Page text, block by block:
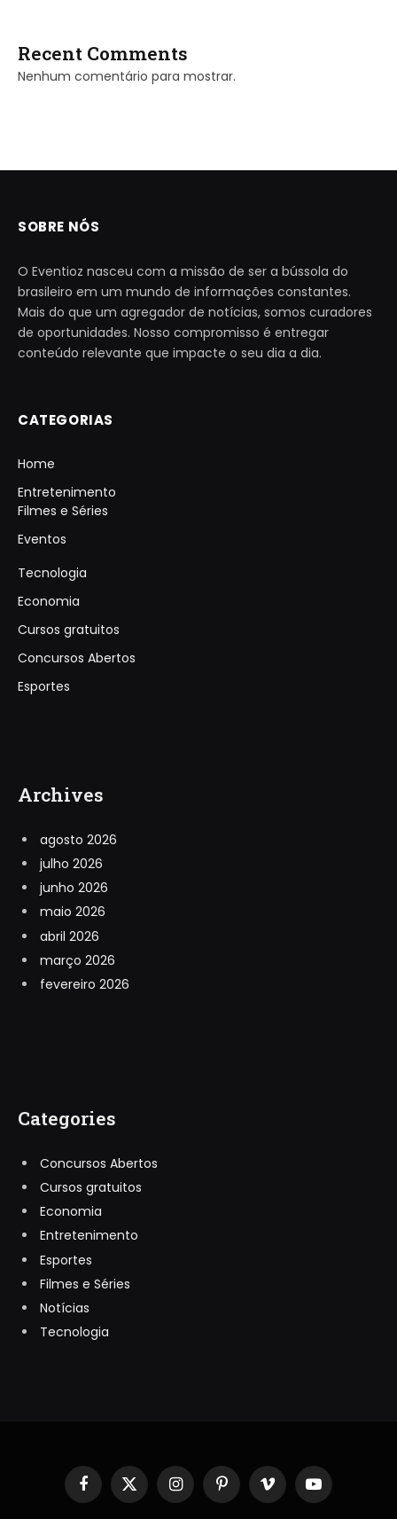
Recent Comments
Nenhum comentário para mostrar.
SOBRE NÓS
O Eventioz nasceu com a missão de ser a bússola do
brasileiro em um mundo de informações constantes.
Mais do que um agregador de notícias, somos curadores
de oportunidades. Nosso compromisso é entregar
conteúdo relevante que impacte o seu dia a dia.
CATEGORIAS
Home
Entretenimento
Filmes e Séries
Eventos
Tecnologia
Economia
Cursos gratuitos
Concursos Abertos
Esportes
Archives
agosto 2026
julho 2026
junho 2026
maio 2026
abril 2026
março 2026
fevereiro 2026
Categories
Concursos Abertos
Cursos gratuitos
Economia
Entretenimento
Esportes
Filmes e Séries
Notícias
Tecnologia
Facebook
X
(Twitter)
InstagramPinterestVimeo YouTube